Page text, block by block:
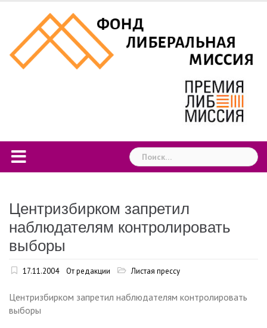
content
Найти:
Центризбирком запретил
наблюдателям контролировать
выборы
17.11.2004 От редакции Листая прессу
Центризбирком запретил наблюдателям контролировать
выборы